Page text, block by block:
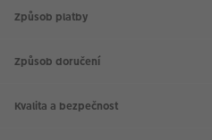
Způsob platby
Způsob doručení
Kvalita a bezpečnost